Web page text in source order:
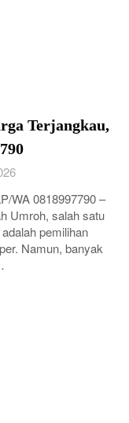
Terjangkau,
WA 0818997790 –
Umroh, salah satu
pemilihan
Namun, banyak